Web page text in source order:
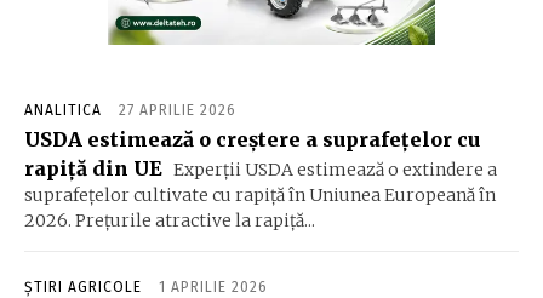
ANALITICA 27 APRILIE 2026
USDA estimează o creștere a suprafețelor cu
rapiță din UE Experții USDA estimează o extindere a
suprafețelor cultivate cu rapiță în Uniunea Europeană în
2026. Prețurile atractive la rapiță...
ȘTIRI AGRICOLE 1 APRILIE 2026